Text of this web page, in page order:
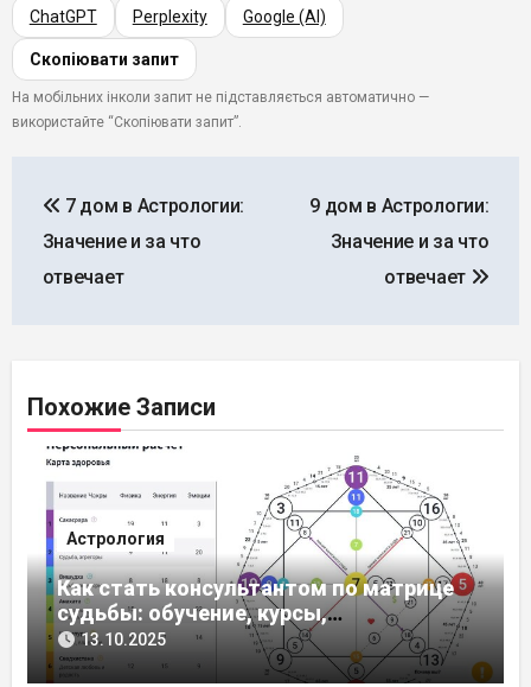
ChatGPT Perplexity Google (AI)
Скопіювати запит
На мобільних інколи запит не підставляється автоматично —
використайте “Скопіювати запит”.
по
записям
7 дом в Астрологии:
Значение и за что
отвечает
9 дом в Астрологии:
Значение и за что
отвечает
Похожие Записи
Астрология
Как стать консультантом по матрице
судьбы: обучение, курсы,
сертификация
13.10.2025